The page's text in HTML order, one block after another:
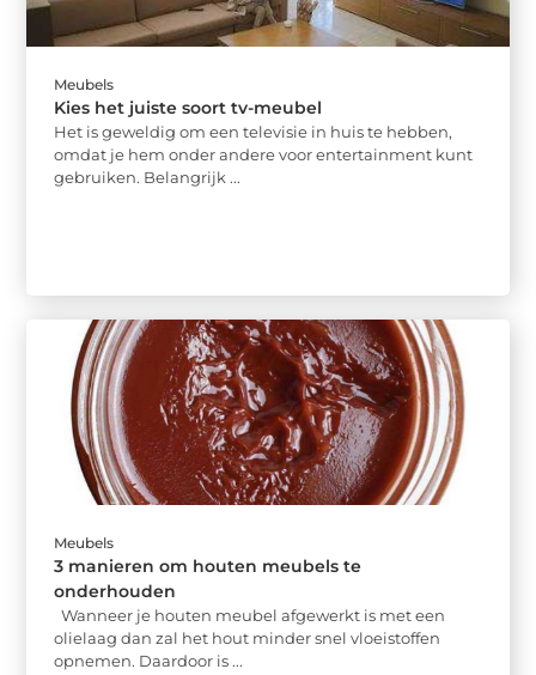
Meubels
Kies het juiste soort tv-meubel
Het is geweldig om een ​​televisie in huis te hebben,
omdat je hem onder andere voor entertainment kunt
gebruiken. Belangrijk ...
Meubels
3 manieren om houten meubels te
onderhouden
Wanneer je houten meubel afgewerkt is met een
olielaag dan zal het hout minder snel vloeistoffen
opnemen. Daardoor is ...